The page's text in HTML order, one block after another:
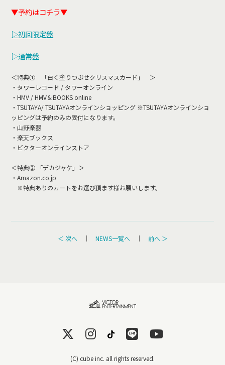
▼予約はコチラ▼
▷初回限定盤
▷通常盤
＜特典① 「白く塗りつぶせクリスマスカード」 ＞
・タワーレコード / タワーオンライン
・HMV / HMV＆BOOKS online
・TSUTAYA/ TSUTAYAオンラインショッピング ※TSUTAYAオンラインショ
ッピングは予約のみの受付になります。
・山野楽器
・楽天ブックス
・ビクターオンラインストア
＜特典② 「デカジャケ」＞
・Amazon.co.jp
※特典ありのカートをお選び頂ます様お願いします。
＜ 次へ ｜ NEWS一覧へ ｜ 前へ ＞
(C) cube inc. all rights reserved.